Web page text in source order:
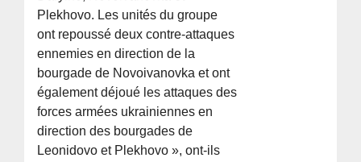
Plekhovo. Les unités du groupe
ont repoussé deux contre-attaques
ennemies en direction de la
bourgade de Novoivanovka et ont
également déjoué les attaques des
forces armées ukrainiennes en
direction des bourgades de
Leonidovo et Plekhovo », ont-ils